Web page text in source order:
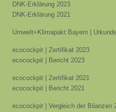
DNK-Erklärung 2023
DNK-Erklärung 2021
Umwelt+Klimapakt Bayern |
ecocockpit | Zertifikat 2023
ecocockpit | Bericht 2023
ecocockpit | Zertifikat 2021
ecocockpit | Bericht 2021
ecocockpit | Vergleich der Bilanzen